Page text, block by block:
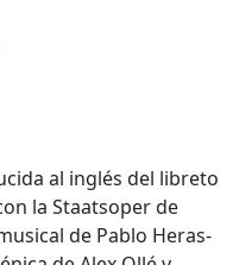
al inglés del libreto
la Staatsoper de
de Pablo Heras-